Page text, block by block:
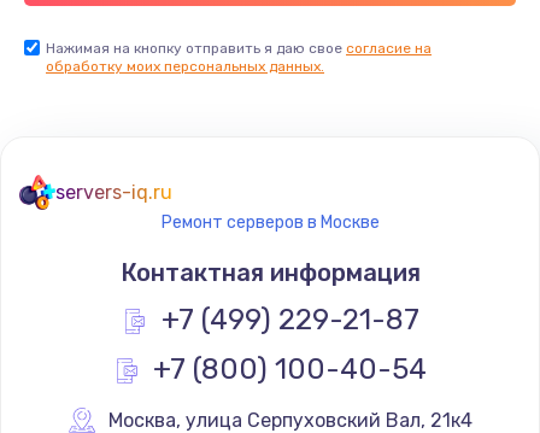
Нажимая на кнопку отправить я даю свое согласие на
обработку моих персональных данных.
servers-iq.ru
Ремонт серверов в Москве
Контактная информация
+7 (499) 229-21-87
+7 (800) 100-40-54
Москва, улица Серпуховский Вал, 21к4